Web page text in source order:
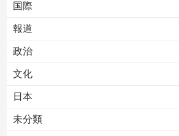
国際
報道
政治
文化
日本
未分類